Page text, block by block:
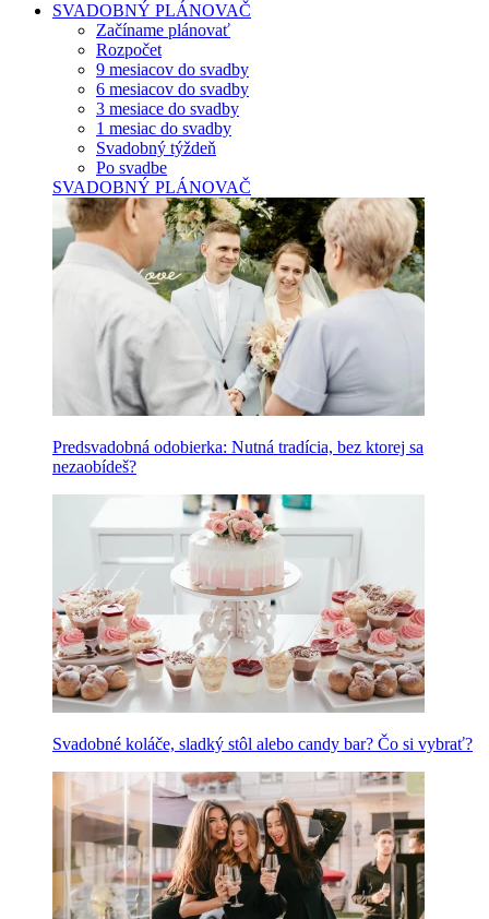
SVADOBNÝ PLÁNOVAČ
Začíname plánovať
Rozpočet
9 mesiacov do svadby
6 mesiacov do svadby
3 mesiace do svadby
1 mesiac do svadby
Svadobný týždeň
Po svadbe
SVADOBNÝ PLÁNOVAČ
Predsvadobná odobierka: Nutná tradícia, bez ktorej sa
nezaobídeš?
Svadobné koláče, sladký stôl alebo candy bar? Čo si vybrať?